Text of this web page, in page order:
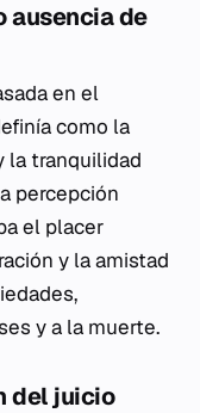
ausencia de
en el
como la
la tranquilidad
percepción
el placer
y la amistad
y a la muerte.
del juicio